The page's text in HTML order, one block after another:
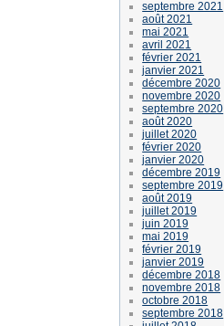
septembre 2021
août 2021
mai 2021
avril 2021
février 2021
janvier 2021
décembre 2020
novembre 2020
septembre 2020
août 2020
juillet 2020
février 2020
janvier 2020
décembre 2019
septembre 2019
août 2019
juillet 2019
juin 2019
mai 2019
février 2019
janvier 2019
décembre 2018
novembre 2018
octobre 2018
septembre 2018